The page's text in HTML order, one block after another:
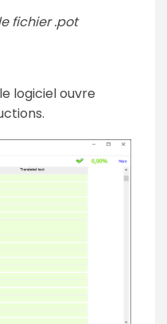
fichier .pot
logiciel ouvre